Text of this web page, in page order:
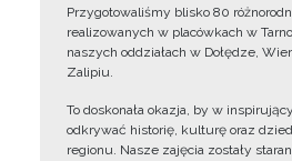
Przygotowaliśmy blisko 80
realizowanych w placówkach w
naszych oddziałach w Dołędze,
Zalipiu.
To doskonała okazja, by w
odkrywać historię, kulturę oraz
regionu. Nasze zajęcia zostały